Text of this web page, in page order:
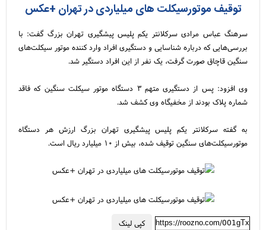
توقیف موتور‌سیکلت های میلیاردی در تهران +عکس
سرهنگ عباس مرادی سرکلانتر یکم پلیس پیشگیری تهران بزرگ گفت: با
بررسی‌هایی که درباره شناسایی و دستگیری افراد وارد کننده موتور سیکلت‌های
سنگین قاچاق صورت گرفت، یک نفر از این افراد دستگیر شد.
وی افزود: پس از دستگیری متهم ۳ دستگاه موتور سیکلت سنگین که فاقد
شماره پلاک بودند از مخفیگاه وی کشف شد.
به گفته سرکلانتر یکم پلیس پیشگیری تهران بزرگ ارزش هر دستگاه
موتورسیکلت‌های سنگین توقیف شده، بیش از ۱۰ میلیارد ریال است.
کپی لینک https://roozno.com/001gTx